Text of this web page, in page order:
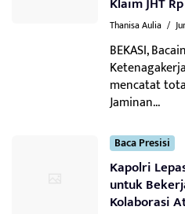
Thanisa Aulia /
BEKASI,
mencatat
Jaminan...
Baca Presisi
Kapolri
untuk
Kolaborasi